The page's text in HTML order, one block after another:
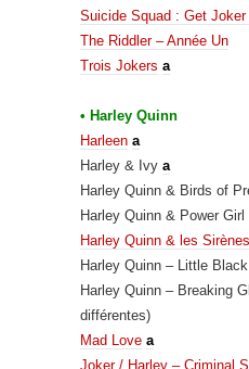
Suicide Squad : Get Joker
The Riddler – Année Un
Trois Jokers a
• Harley Quinn
Harleen a
Harley & Ivy a
Harley Quinn & Birds of
Harley Quinn & Power Girl
Harley Quinn & les
Harley Quinn – Little
Harley Quinn – Breaking
différentes)
Mad Love a
Joker / Harley – Criminal